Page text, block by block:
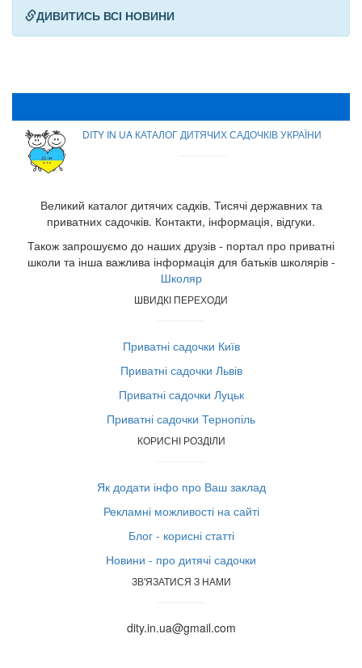
ДИВИТИСЬ ВСІ НОВИНИ
DITY IN UA КАТАЛОГ ДИТЯЧИХ САДОЧКІВ УКРАЇНИ
Великий каталог дитячих садків. Тисячі державних та
приватних садочків. Контакти, інформація, відгуки.
Також запрошуємо до наших друзів - портал про приватні
школи та інша важлива інформація для батьків школярів -
Школяр
ШВИДКІ ПЕРЕХОДИ
Приватні садочки Київ
Приватні садочки Львів
Приватні садочки Луцьк
Приватні садочки Тернопіль
КОРИСНІ РОЗДІЛИ
Як додати інфо про Ваш заклад
Рекламні можливості на сайті
Блог - корисні статті
Новини - про дитячі садочки
ЗВ'ЯЗАТИСЯ З НАМИ
dity.in.ua@gmail.com